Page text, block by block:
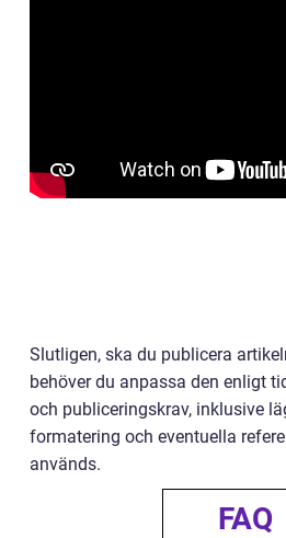
Slutligen, ska du publicera
behöver du anpassa den enligt
och publiceringskrav, inklusive
formatering och eventuella
används.
FAQ